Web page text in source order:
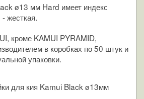
ø13 мм Hard имеет индекс
жесткая.
кроме KAMUI PYRAMID,
в коробках по 50 штук и
упаковки.